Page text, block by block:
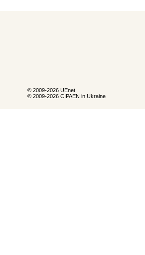
© 2009-2026 UEnet
© 2009-2026 CIPAEN in Ukraine